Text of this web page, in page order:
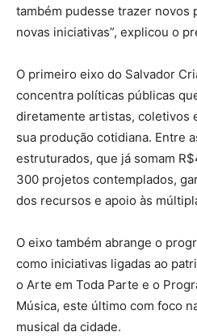
também pudesse trazer novos
novas iniciativas”, explicou o
O primeiro eixo do Salvador
concentra políticas públicas
diretamente artistas, coletivos
sua produção cotidiana. Entre
estruturados, que já somam
300 projetos contemplados,
dos recursos e apoio às
O eixo também abrange o
como iniciativas ligadas ao
o Arte em Toda Parte e o
Música, este último com foco
musical da cidade.